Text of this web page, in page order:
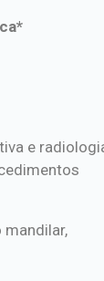
e